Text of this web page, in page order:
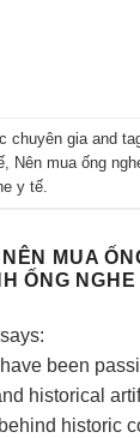
chuyên gia and
Nên mua ống
y tế
NÊN MUA
ỐNG
says:
been
historical
historic